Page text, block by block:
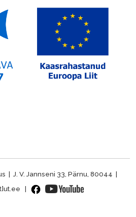
| J. V. Jannseni 33, Pärnu, 80044 |
|